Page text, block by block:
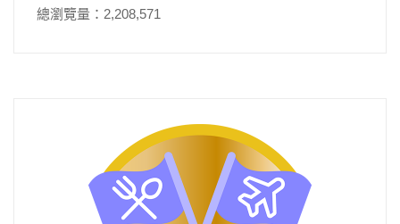
總瀏覽量：2,208,571